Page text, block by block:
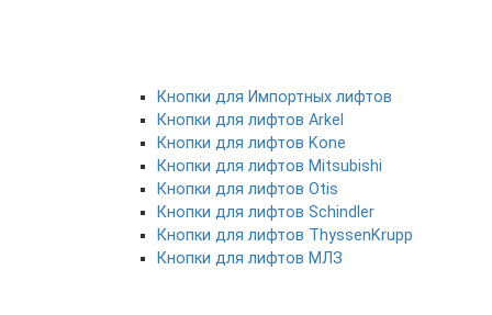
Кнопки для Импортных лифтов
Кнопки для лифтов Arkel
Кнопки для лифтов Kone
Кнопки для лифтов Mitsubishi
Кнопки для лифтов Otis
Кнопки для лифтов Schindler
Кнопки для лифтов ThyssenKrupp
Кнопки для лифтов МЛЗ